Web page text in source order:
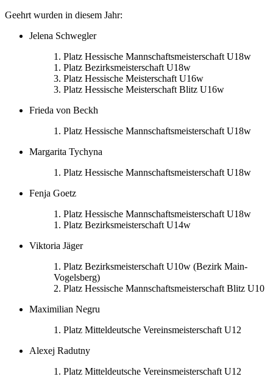
Geehrt wurden in diesem Jahr:
Jelena Schwegler
1. Platz Hessische Mannschaftsmeisterschaft U18w
1. Platz Bezirksmeisterschaft U18w
3. Platz Hessische Meisterschaft U16w
3. Platz Hessische Meisterschaft Blitz U16w
Frieda von Beckh
1. Platz Hessische Mannschaftsmeisterschaft U18w
Margarita Tychyna
1. Platz Hessische Mannschaftsmeisterschaft U18w
Fenja Goetz
1. Platz Hessische Mannschaftsmeisterschaft U18w
1. Platz Bezirksmeisterschaft U14w
Viktoria Jäger
1. Platz Bezirksmeisterschaft U10w (Bezirk Main-
Vogelsberg)
2. Platz Hessische Mannschaftsmeisterschaft Blitz U10
Maximilian Negru
1. Platz Mitteldeutsche Vereinsmeisterschaft U12
Alexej Radutny
1. Platz Mitteldeutsche Vereinsmeisterschaft U12